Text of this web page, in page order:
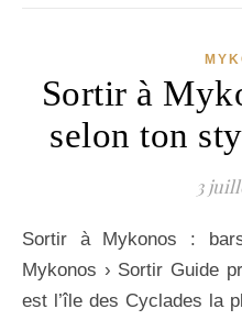
Sortir à
selon ton
3
Sortir à Mykonos : bars, beach clubs et soirées
Mykonos › Sortir Guide
est l’île des Cyclades la